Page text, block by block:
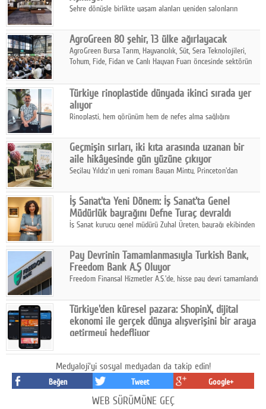
Şehre dönüşle birlikte yaşam alanları yeniden salonların
sonbaharın tasarım kodlarını açıklıyor.
AgroGreen 80 şehir, 13 ülke ağırlayacak
AgroGreen Bursa Tarım, Hayvancılık, Süt, Sera Teknolojileri,
Tohum, Fide, Fidan ve Canlı Hayvan Fuarı öncesinde sektörün
Türkiye rinoplastide dünyada ikinci sırada yer
alıyor
Rinoplasti, hem görünüm hem de nefes alma sağlığını
biri konumunda.
Geçmişin sırları, iki kıta arasında uzanan bir
aile hikâyesinde gün yüzüne çıkıyor
Seçilay Yıldız'ın yeni romanı Bayan Minty, Princeton'dan
katmanlı bir aile hikâyesi anlatıyor.
İş Sanat'ta Yeni Dönem: İş Sanat'ta Genel
Müdürlük bayrağını Defne Turaç devraldı
İş Sanat kurucu genel müdürü Zuhal Üreten, bayrağı ekibinden
Pay Devrinin Tamamlanmasıyla Turkish Bank,
Freedom Bank A.Ş Oluyor
Freedom Finansal Hizmetler A.Ş.'de, hisse pay devri tamamlandı
Turkish Bank'ın ticaret unvanının “Freedom Bank A.Ş.” olmasına
karar verildi.
Türkiye'den küresel pazara: ShopinX, dijital
ekonomi ile gerçek dünya alışverişini bir araya
getirmeyi hedefliyor
ekonomi ile gerçek dünya alışveriş deneyimi arasında köprü
kurmayı hedefleyen vizyonuyla uluslararası pazarlara açılıyor.
Medyaloji'yi sosyal medyadan da takip edin!
Beğen Tweet Google+
WEB SÜRÜMÜNE GEÇ